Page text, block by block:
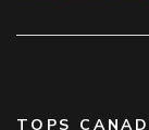
TOPS